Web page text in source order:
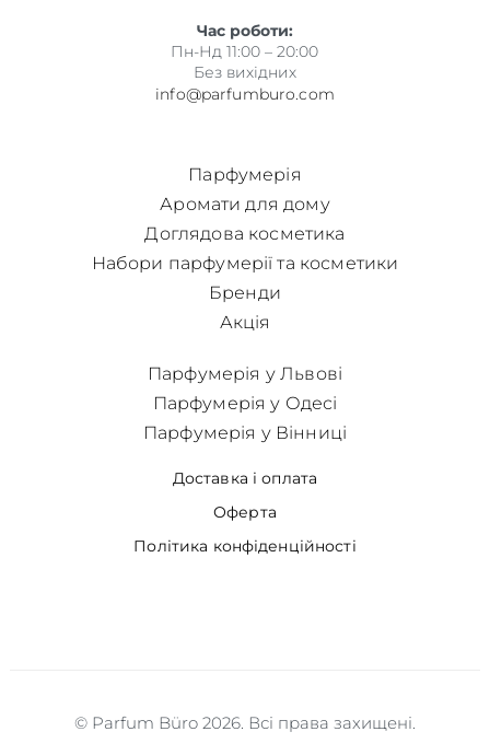
Час роботи:
Пн-Нд 11:00 – 20:00
Без вихідних
info@parfumburo.com
Парфумерія
Аромати для дому
Доглядова косметика
Набори парфумерії та косметики
Бренди
Акція
Доставка і оплата
Оферта
Політика конфіденційності
Парфумерія у Львові
Парфумерія у Одесі
Парфумерія у Вінниці
© Parfum Büro 2026. Всі права захищені.